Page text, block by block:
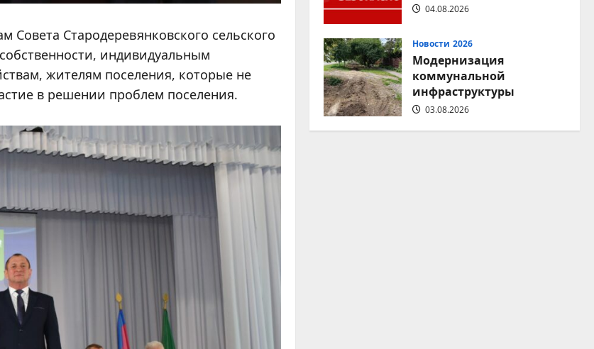
Совета Стародеревянковского сельского
индивидуальным
жителям поселения, которые не
в решении проблем поселения.
04.08.2026
Новости 2026
Модернизация
коммунальной
инфраструктуры
03.08.2026